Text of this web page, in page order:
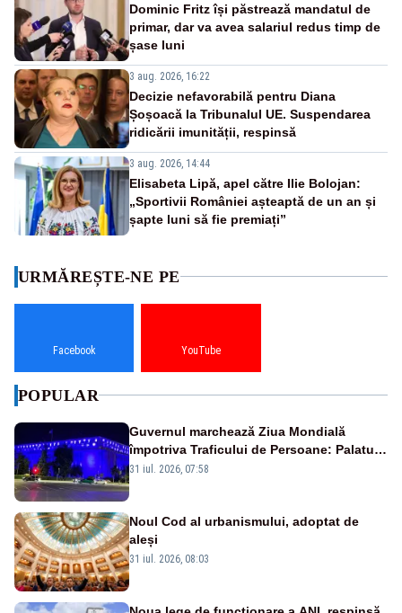
Dominic Fritz își păstrează mandatul de
primar, dar va avea salariul redus timp de
șase luni
3 aug. 2026, 16:22
Decizie nefavorabilă pentru Diana
Șoșoacă la Tribunalul UE. Suspendarea
ridicării imunității, respinsă
3 aug. 2026, 14:44
Elisabeta Lipă, apel către Ilie Bolojan:
„Sportivii României așteaptă de un an și
șapte luni să fie premiați”
URMĂREȘTE-NE PE
Facebook YouTube
POPULAR
Guvernul marchează Ziua Mondială
împotriva Traficului de Persoane: Palatul
Victoria, iluminat în albastru
31 iul. 2026, 07:58
Noul Cod al urbanismului, adoptat de
aleși
31 iul. 2026, 08:03